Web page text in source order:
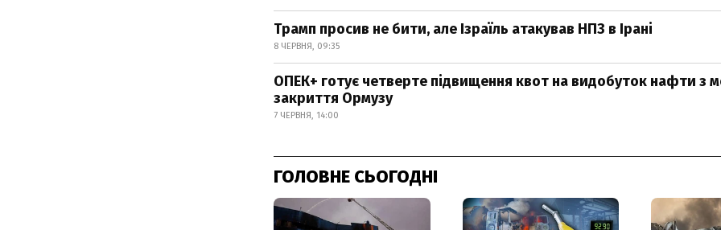
Трамп просив не бити, але Ізраїль атакував НПЗ в Ірані
8 ЧЕРВНЯ, 09:35
ОПЕК+ готує четверте підвищення квот на видобуток нафти з
закриття Ормузу
7 ЧЕРВНЯ, 14:00
ГОЛОВНЕ СЬОГОДНІ